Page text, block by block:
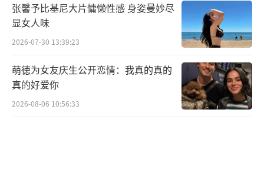
张馨予比基尼大片慵懒性感 身姿曼妙尽
显女人味
2026-07-30 13:39:23
萌徳为女友庆生公开恋情：我真的真的
真的好爱你
2026-08-06 10:56:33